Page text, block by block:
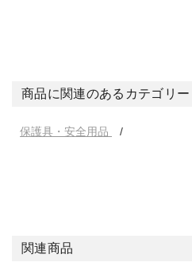
商品に関連のあるカテゴリー
保護具・安全用品
関連商品